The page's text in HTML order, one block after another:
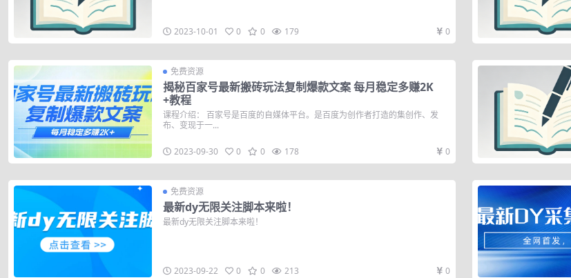
2023-10-01 0 0 179 0
免费资源
揭秘百家号最新搬砖玩法复制爆款文案 每月稳定多赚2K
+教程
课程介绍： 百家号是百度的自媒体平台。是百度为创作者打造的集创作、发
布、变现于一...
2023-09-30 0 0 178 0
免费资源
最新dy无限关注脚本来啦！
最新dy无限关注脚本来啦！
2023-09-22 0 0 213 0